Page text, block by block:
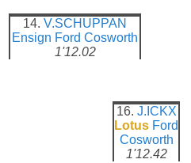
14. V.SCHUPPAN
Ensign Ford Cosworth
1'12.02
16. J.ICKX
Lotus Ford
Cosworth
1'12.42